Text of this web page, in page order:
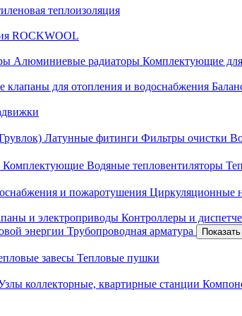
теплоизоляция
ROCKWOOL
Алюминиевые радиаторы Комплектующие для
клапаны для отопления и водоснабжения
Латунные фитинги Фильтры очистки
Комплектующие Водяные тепловентиляторы
и пожаротушения Циркуляционные
и электроприводы Контроллеры и
энергии Трубопроводная арматура
завесы Тепловые пушки
коллекторные, квартирные станции